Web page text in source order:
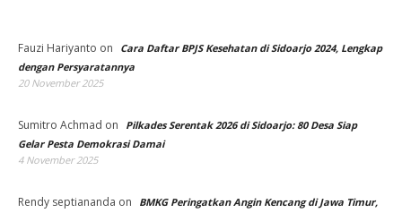
Fauzi Hariyanto on
Cara Daftar BPJS Kesehatan di Sidoarjo 2024, Lengkap
dengan Persyaratannya
20 November 2025
Sumitro Achmad on
Pilkades Serentak 2026 di Sidoarjo: 80 Desa Siap
Gelar Pesta Demokrasi Damai
4 November 2025
Rendy septiananda on
BMKG Peringatkan Angin Kencang di Jawa Timur,